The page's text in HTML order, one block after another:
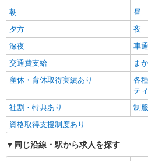
パート
パナソニック エイジフリーケアセンタ
ショートステイ／
時給1,143円〜
による ※一律処遇改
〇土日祝勤務手当
無事故無違反表彰
7:00〜8:00/夜間
パナソニック エ
山北島 和歌山県和
朝
昼
夕方
夜
深夜
車
交通費支給
ま
産休・育休取得実績あり
各
テ
社割・特典あり
制
資格取得支援制度あり
同じ沿線・駅から求人を探す